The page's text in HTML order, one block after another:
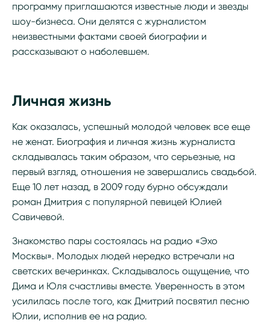
программу приглашаются известные люди и звезды
шоу-бизнеса. Они делятся с журналистом
неизвестными фактами своей биографии и
рассказывают о наболевшем.
Личная жизнь
Как оказалась, успешный молодой человек все еще
не женат. Биография и личная жизнь журналиста
складывалась таким образом, что серьезные, на
первый взгляд, отношения не завершались свадьбой.
Еще 10 лет назад, в 2009 году бурно обсуждали
роман Дмитрия с популярной певицей Юлией
Савичевой.
Знакомство пары состоялась на радио «Эхо
Москвы». Молодых людей нередко встречали на
светских вечеринках. Складывалось ощущение, что
Дима и Юля счастливы вместе. Уверенность в этом
усилилась после того, как Дмитрий посвятил песню
Юлии, исполнив ее на радио.